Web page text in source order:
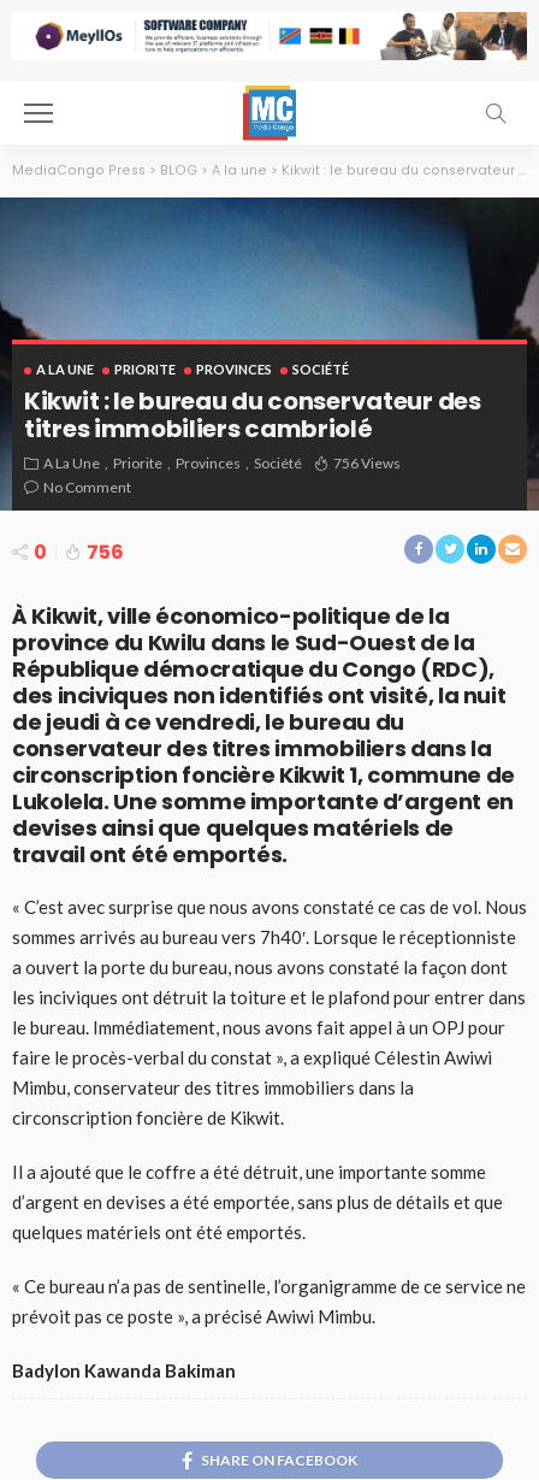
MediaCongo Press > BLOG > A la une > Kikwit : le bureau du conservateur des titres immobiliers cambriolé
A LA UNE PRIORITE PROVINCES SOCIÉTÉ
Kikwit : le bureau du conservateur des
titres immobiliers cambriolé
A La Une Priorite Provinces Société
756 Views
No Comment
0 756
À Kikwit, ville économico-politique de la
province du Kwilu dans le Sud-Ouest de la
République démocratique du Congo (RDC),
des inciviques non identifiés ont visité, la nuit
de jeudi à ce vendredi, le bureau du
conservateur des titres immobiliers dans la
circonscription foncière Kikwit 1, commune de
Lukolela. Une somme importante d’argent en
devises ainsi que quelques matériels de
travail ont été emportés.
« C’est avec surprise que nous avons constaté ce cas de vol. Nous
sommes arrivés au bureau vers 7h40′. Lorsque le réceptionniste
a ouvert la porte du bureau, nous avons constaté la façon dont
les inciviques ont détruit la toiture et le plafond pour entrer dans
le bureau. Immédiatement, nous avons fait appel à un OPJ pour
faire le procès-verbal du constat », a expliqué Célestin Awiwi
Mimbu, conservateur des titres immobiliers dans la
circonscription foncière de Kikwit.
Il a ajouté que le coffre a été détruit, une importante somme
d’argent en devises a été emportée, sans plus de détails et que
quelques matériels ont été emportés.
« Ce bureau n’a pas de sentinelle, l’organigramme de ce service ne
prévoit pas ce poste », a précisé Awiwi Mimbu.
Badylon Kawanda Bakiman
SHARE ON FACEBOOK